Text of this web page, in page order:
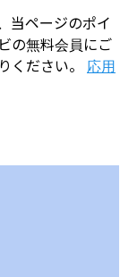
当ページのポイ
の無料会員にご
ださい。
​応用